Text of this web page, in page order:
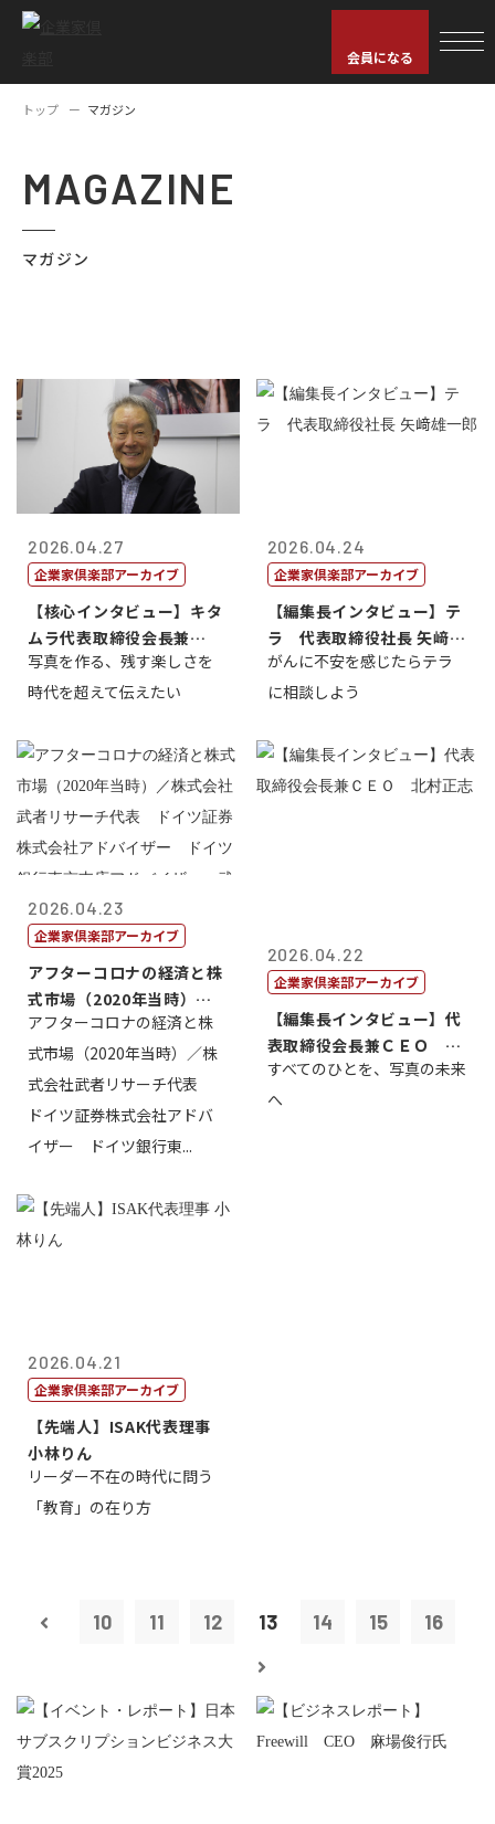
会員になる
トップ マガジン
MAGAZINE
マガジン
2026.04.27
企業家倶楽部アーカイブ
【核心インタビュー】キタ
ムラ代表取締役会長兼
CEO 北村正志
写真を作る、残す楽しさを
時代を超えて伝えたい
2026.04.24
企業家倶楽部アーカイブ
【編集長インタビュー】テ
ラ 代表取締役社長 矢﨑雄
一郎
がんに不安を感じたらテラ
に相談しよう
2026.04.23
企業家倶楽部アーカイブ
アフターコロナの経済と株
式市場（2020年当時）／
株式会社武...
アフターコロナの経済と株
式市場（2020年当時）／株
式会社武者リサーチ代表
ドイツ証券株式会社アドバ
イザー ドイツ銀行東...
2026.04.22
企業家倶楽部アーカイブ
【編集長インタビュー】代
表取締役会長兼ＣＥＯ 北
村正志
すべてのひとを、写真の未来
へ
2026.04.21
企業家倶楽部アーカイブ
【先端人】ISAK代表理事
小林りん
リーダー不在の時代に問う
「教育」の在り方
10 11 12 13 14 15 16